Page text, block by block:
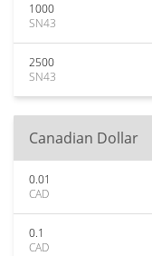
1000
SN43
2500
SN43
Canadian Dollar
0.01
CAD
0.1
CAD